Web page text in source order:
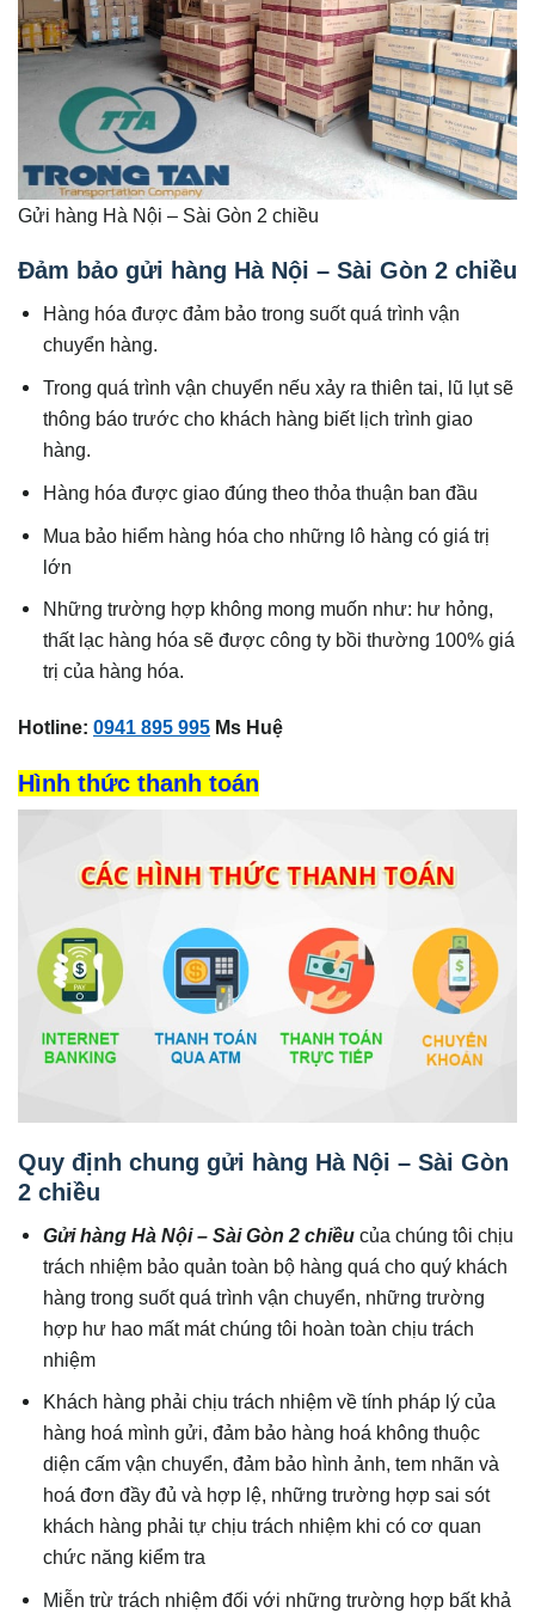
Gửi hàng Hà Nội – Sài Gòn 2 chiều
Đảm bảo gửi hàng Hà Nội – Sài Gòn 2 chiều
Hàng hóa được đảm bảo trong suốt quá trình vận
chuyển hàng.
Trong quá trình vận chuyển nếu xảy ra thiên tai, lũ lụt sẽ
thông báo trước cho khách hàng biết lịch trình giao
hàng.
Hàng hóa được giao đúng theo thỏa thuận ban đầu
Mua bảo hiểm hàng hóa cho những lô hàng có giá trị
lớn
Những trường hợp không mong muốn như: hư hỏng,
thất lạc hàng hóa sẽ được công ty bồi thường 100% giá
trị của hàng hóa.
Hotline: 0941 895 995 Ms Huệ
Hình thức thanh toán
Quy định chung gửi hàng Hà Nội – Sài Gòn
2 chiều
Gửi hàng Hà Nội – Sài Gòn 2 chiều của chúng tôi chịu
trách nhiệm bảo quản toàn bộ hàng quá cho quý khách
hàng trong suốt quá trình vận chuyển, những trường
hợp hư hao mất mát chúng tôi hoàn toàn chịu trách
nhiệm
Khách hàng phải chịu trách nhiệm về tính pháp lý của
hàng hoá mình gửi, đảm bảo hàng hoá không thuộc
diện cấm vận chuyển, đảm bảo hình ảnh, tem nhãn và
hoá đơn đầy đủ và hợp lệ, những trường hợp sai sót
khách hàng phải tự chịu trách nhiệm khi có cơ quan
chức năng kiểm tra
Miễn trừ trách nhiệm đối với những trường hợp bất khả